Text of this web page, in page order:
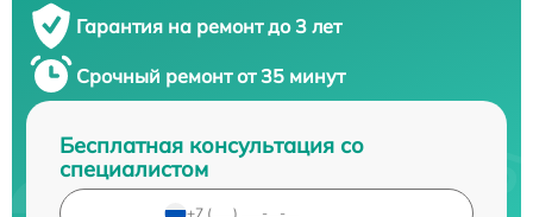
Гарантия на ремонт до 3 лет
Срочный ремонт от 35 минут
Бесплатная консультация со
специалистом